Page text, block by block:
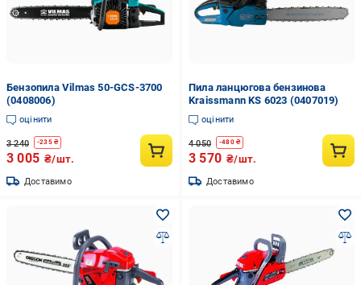
Бензопила Vilmas 50-GCS-3700
(0408006)
оцінити
3 240 -235₴
3 005 ₴/шт.
Доставимо
Пила ланцюгова бензинова
Kraissmann KS 6023 (0407019)
оцінити
4 050 -480₴
3 570 ₴/шт.
Доставимо